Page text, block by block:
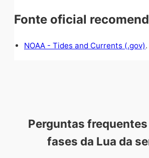
Fonte oficial
NOAA - Tides and Currents (.gov).
Perguntas
fases da Lua da